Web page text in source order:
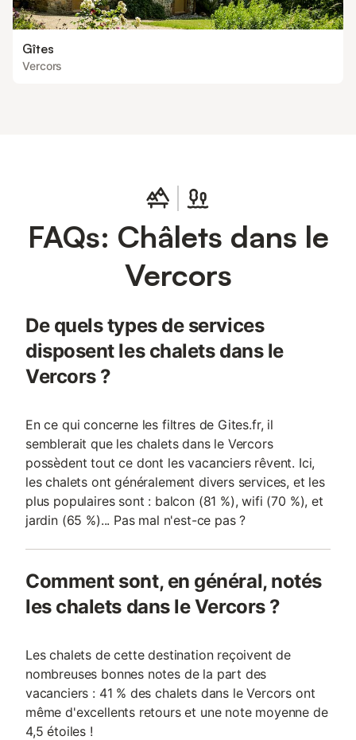
Gîtes
Vercors
FAQs: Châlets dans le
Vercors
De quels types de services
disposent les chalets dans le
Vercors ?
En ce qui concerne les filtres de Gites.fr, il
semblerait que les chalets dans le Vercors
possèdent tout ce dont les vacanciers rêvent. Ici,
les chalets ont généralement divers services, et les
plus populaires sont : balcon (81 %), wifi (70 %), et
jardin (65 %)... Pas mal n'est-ce pas ?
Comment sont, en général, notés
les chalets dans le Vercors ?
Les chalets de cette destination reçoivent de
nombreuses bonnes notes de la part des
vacanciers : 41 % des chalets dans le Vercors ont
même d'excellents retours et une note moyenne de
4,5 étoiles !